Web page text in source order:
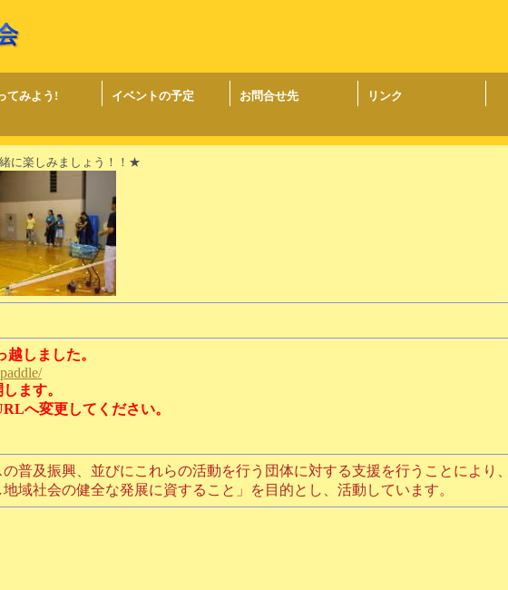
てみよう! イベントの予定 お問合せ先 リンク
に楽しみましょう！！★
しました。
ます。
へ変更してください。
普及振興、並びにこれらの活動を行う団体に対する支援を行うことによ
域社会の健全な発展に資すること」を目的とし、活動しています。